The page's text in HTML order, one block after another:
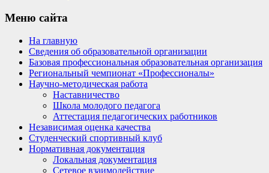
Меню сайта
На главную
Сведения об образовательной организации
Базовая профессиональная образовательная организация
Региональный чемпионат «Профессионалы»
Научно-методическая работа
Наставничество
Школа молодого педагога
Аттестация педагогических работников
Независимая оценка качества
Студенческий спортивный клуб
Нормативная документация
Локальная документация
Сетевое взаимодействие